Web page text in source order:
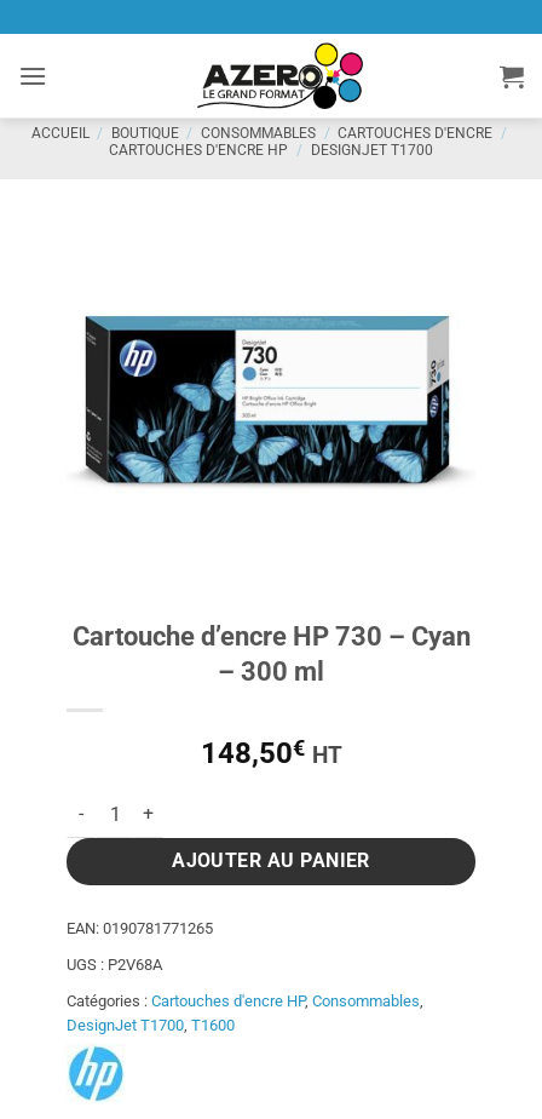
contenu
ACCUEIL / BOUTIQUE / CONSOMMABLES / CARTOUCHES D'ENCRE /
CARTOUCHES D'ENCRE HP / DESIGNJET T1700
Cartouche d’encre HP 730 – Cyan
– 300 ml
148,50€ HT
quantité de Cartouche d'encre HP 730 - Cyan - 300 ml
AJOUTER AU PANIER
EAN: 0190781771265
UGS : P2V68A
Catégories : Cartouches d'encre HP, Consommables
DesignJet T1700 T1600